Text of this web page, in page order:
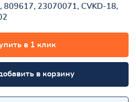
23070071, CVKD-18,
в 1 клик
в корзину